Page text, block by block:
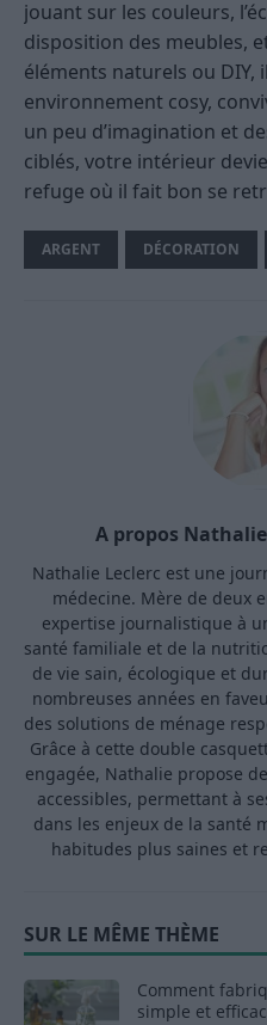
jouant sur les couleurs,
disposition des meubles,
éléments naturels ou DIY,
environnement cosy,
un peu d’imagination et
ciblés, votre intérieur
refuge où il fait bon se
ARGENT DÉCORATION
A propos
Nathalie Leclerc est une
médecine. Mère de deux
expertise journalistique à
santé familiale et de la
de vie sain, écologique et
nombreuses années en
des solutions de ménage
Grâce à cette double
engagée, Nathalie propose
accessibles, permettant à
dans les enjeux de la santé
habitudes plus saines et
SUR LE MÊME THÈME
Comment
simple et